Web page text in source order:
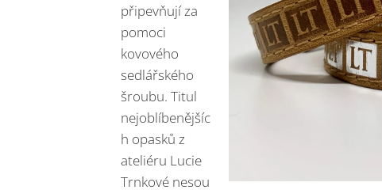
připevňují za
pomoci
kovového
sedlářského
šroubu. Titul
nejoblíbenějšíc
h opasků z
ateliéru Lucie
Trnkové nesou